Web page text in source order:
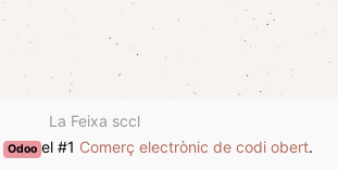
La Feixa sccl
Odoo el #1 Comerç electrònic de codi obert.